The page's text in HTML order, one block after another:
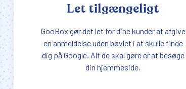
Let tilgængeligt
GooBox gør det let for dine kunder at afgive
en anmeldelse uden bøvlet i at skulle finde
dig på Google. Alt de skal gøre er at besøge
din hjemmeside.